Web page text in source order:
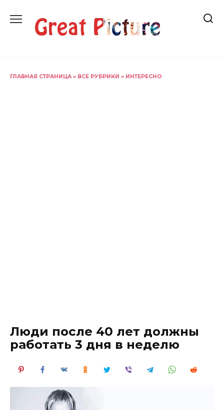
содержанию
ГЛАВНАЯ СТРАНИЦА » ВСЕ РУБРИКИ » ИНТЕРЕСНО
Люди после 40 лет должны
работать 3 дня в неделю